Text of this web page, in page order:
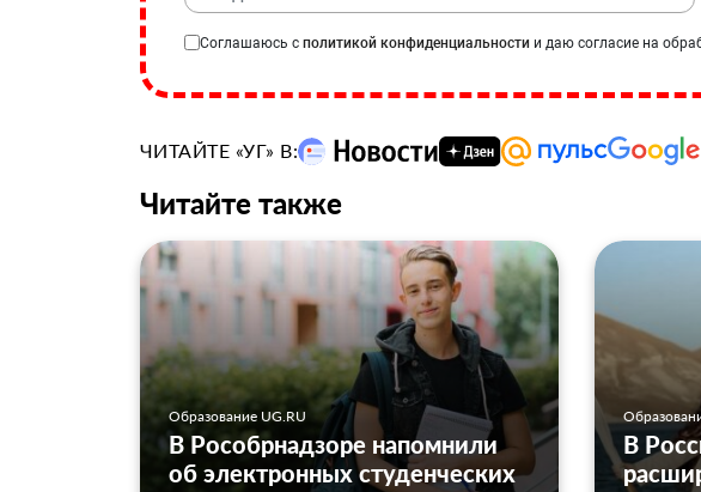
Соглашаюсь с политикой конфиденциальности и даю согласие на
ЧИТАЙТЕ «УГ» В:
Читайте также
Образование UG.RU
В Рособрнадзоре напомнили
об электронных студенческих
В